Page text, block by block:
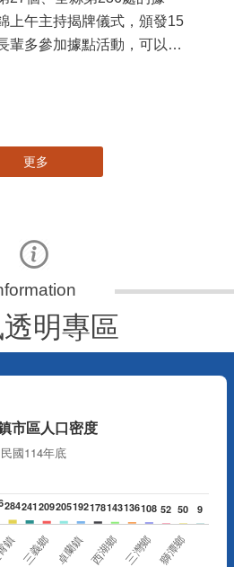
上午主持揭牌儀式，頒發15
輩多參加據點活動，可以更
更多
明專區